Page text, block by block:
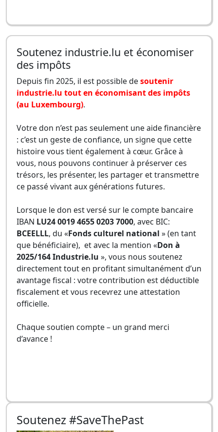
Soutenez industrie.lu et économiser
des impôts
Depuis fin 2025, il est possible desoutenir
industrie.lu tout en économisant des impôts
(au Luxembourg).
Votre don n’est pas seulement une aide financière
: c’est un geste de confiance, un signe que cette
histoire vous tient également à cœur. Grâce à
vous, nous pouvons continuer à préserver ces
trésors, les présenter, les partager et transmettre
ce passé vivant aux générations futures.
Lorsque le don est versé sur le compte bancaire
IBAN LU24 0019 4655 0203 7000, avec BIC:
BCEELLL, du «Fonds culturel national » (en tant
que bénéficiaire), et avec la mention «Don à
2025/164 Industrie.lu », vous nous soutenez
directement tout en profitant simultanément d’un
avantage fiscal : votre contribution est déductible
fiscalement et vous recevrez une attestation
officielle.
Chaque soutien compte – un grand merci
d’avance !
Soutenez #SaveThePast